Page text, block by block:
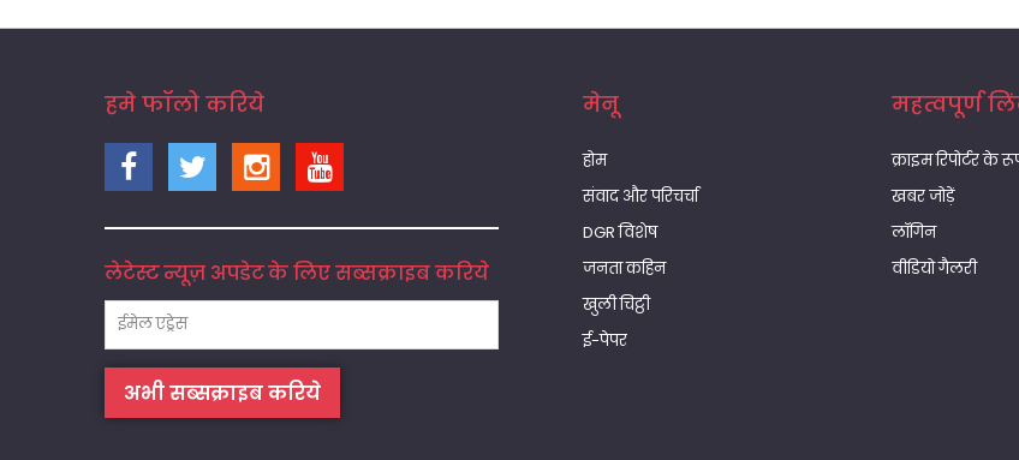
हमे फॉलो करिये
लेटेस्ट न्यूज़ अपडेट के लिए सब्सक्राइब करिये
अभी सब्सक्राइब करिये
मेनू
होम
संवाद और परिचर्चा
DGR विशेष
जनता कहिन
खुली चिट्ठी
ई-पेपर
महत्वपूर्ण
क्राइम रिपोर्टर के
खबर जोड़ें
लॉगिन
वीडियो गैलरी